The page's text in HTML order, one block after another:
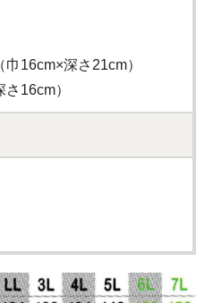
16cm×深さ21cm）
16cm）